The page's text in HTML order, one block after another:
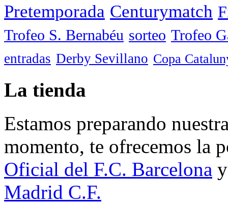
Pretemporada Centurymatch
Trofeo S. Bernabéu sorteo Trofeo
entradas Derby Sevillano Copa
La tienda
Estamos preparando
momento, te ofrecemos la
Oficial del F.C. Barcelona
Madrid C.F.